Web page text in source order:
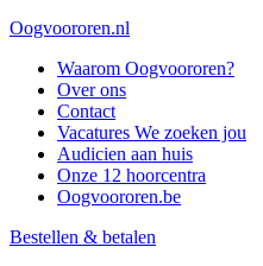
Oogvoororen.nl
Waarom Oogvoororen?
Over ons
Contact
Vacatures We zoeken jou
Audicien aan huis
Onze 12 hoorcentra
Oogvoororen.be
Bestellen & betalen